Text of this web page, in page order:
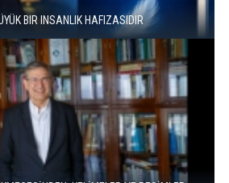
YENİ ŞİİR KİTABI “BÖĞÜRTLEN ÖPÜCÜĞÜ”
YAYIMLANDI